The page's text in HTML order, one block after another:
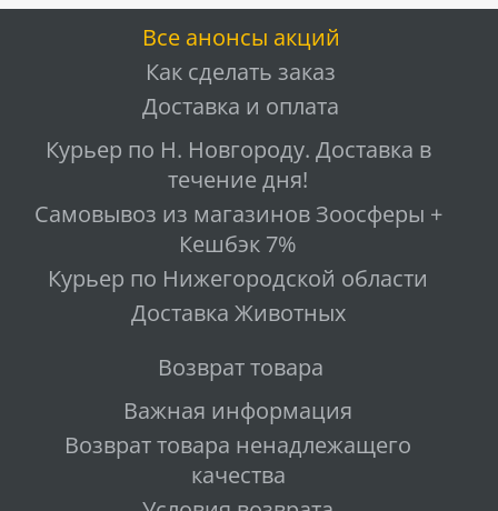
Все анонсы акций
Как сделать заказ
Доставка и оплата
Курьер по Н. Новгороду. Доставка в
течение дня!
Самовывоз из магазинов Зоосферы +
Кешбэк 7%
Курьер по Нижегородской области
Доставка Животных
Возврат товара
Важная информация
Возврат товара ненадлежащего
качества